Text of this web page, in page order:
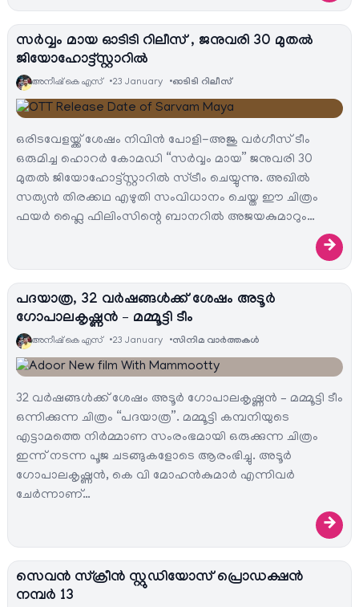
സർവ്വം മായ ഓടിടി റിലീസ് , ജനുവരി 30 മുതൽ
ജിയോഹോട്ട്സ്റ്റാറിൽ
അനീഷ്‌ കെ എസ് 23 January ഓടിടി റിലീസ്
ഒരിടവേളയ്ക്ക് ശേഷം നിവിൻ പോളി-അജു വർഗീസ് ടീം
ഒരുമിച്ച ഹൊറർ കോമഡി “സർവ്വം മായ” ജനുവരി 30
മുതൽ ജിയോഹോട്ട്സ്റ്റാറിൽ സ്ട്രീം ചെയ്യുന്നു. അഖിൽ
സത്യൻ തിരക്കഥ എഴുതി സംവിധാനം ചെയ്ത ഈ ചിത്രം
ഫയർ ഫ്ലൈ ഫിലിംസിന്റെ ബാനറിൽ അജയകുമാറും…
→
പദയാത്ര, 32 വർഷങ്ങൾക്ക് ശേഷം അടൂർ
ഗോപാലകൃഷ്ണൻ – മമ്മൂട്ടി ടീം
അനീഷ്‌ കെ എസ് 23 January സിനിമ വാര്‍ത്തകള്‍
32 വർഷങ്ങൾക്ക് ശേഷം അടൂർ ഗോപാലകൃഷ്ണൻ – മമ്മൂട്ടി ടീം
ഒന്നിക്കുന്ന ചിത്രം “പദയാത്ര”. മമ്മൂട്ടി കമ്പനിയുടെ
എട്ടാമത്തെ നിർമ്മാണ സംരംഭമായി ഒരുക്കുന്ന ചിത്രം
ഇന്ന് നടന്ന പൂജ ചടങ്ങുകളോടെ ആരംഭിച്ചു. അടൂർ
ഗോപാലകൃഷ്ണൻ, കെ വി മോഹൻകുമാർ എന്നിവർ
ചേർന്നാണ്…
→
സെവൻ സ്ക്രീൻ സ്റ്റുഡിയോസ് പ്രൊഡക്ഷൻ
നമ്പർ 13